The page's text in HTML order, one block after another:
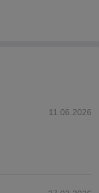
11.06.2026